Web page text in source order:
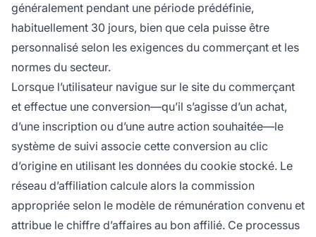
généralement pendant une période prédéfinie,
habituellement 30 jours, bien que cela puisse être
personnalisé selon les exigences du commerçant et les
normes du secteur.
Lorsque l’utilisateur navigue sur le site du commerçant
et effectue une conversion—qu’il s’agisse d’un achat,
d’une inscription ou d’une autre action souhaitée—le
système de suivi associe cette conversion au clic
d’origine en utilisant les données du cookie stocké. Le
réseau d’affiliation calcule alors la commission
appropriée selon le modèle de rémunération convenu et
attribue le chiffre d’affaires au bon affilié. Ce processus